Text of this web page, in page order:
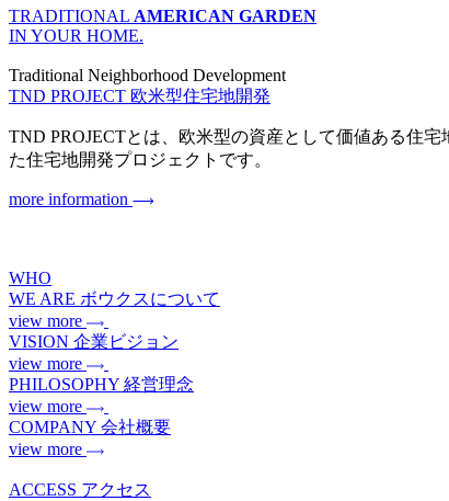
TRADITIONAL AMERICAN GARDEN
IN YOUR HOME.
Traditional Neighborhood Development
TND PROJECT 欧米型住宅地開発
TND PROJECTとは、欧米型の資産として価値ある住
た住宅地開発プロジェクトです。
more information
WHO
WE ARE ボウクスについて
view more
VISION 企業ビジョン
view more
PHILOSOPHY 経営理念
view more
COMPANY 会社概要
view more
ACCESS アクセス